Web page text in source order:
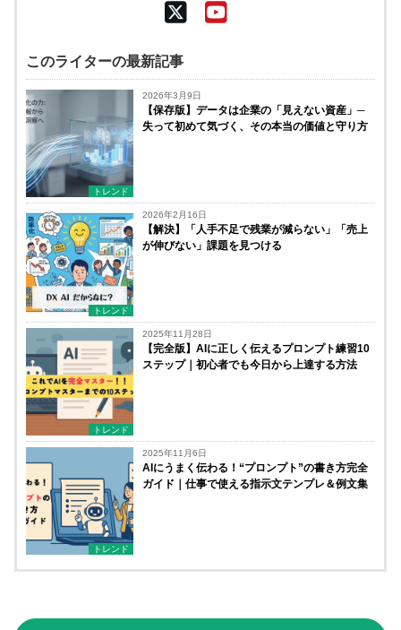
このライターの最新記事
トレンド
2026年3月9日
【保存版】データは企業の「見えない資産」─
失って初めて気づく、その本当の価値と守り方
トレンド
2026年2月16日
【解決】「人手不足で残業が減らない」「売上
が伸びない」課題を見つける
トレンド
2025年11月28日
【完全版】AIに正しく伝えるプロンプト練習10
ステップ｜初心者でも今日から上達する方法
トレンド
2025年11月6日
AIにうまく伝わる！“プロンプト”の書き方完全
ガイド｜仕事で使える指示文テンプレ＆例文集